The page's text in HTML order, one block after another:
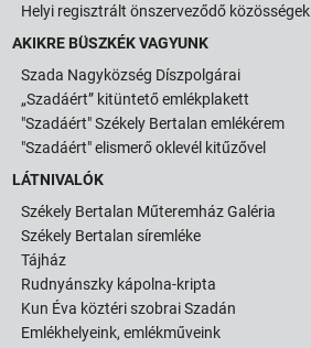
Helyi regisztrált önszerveződő közösségek
AKIKRE BÜSZKÉK VAGYUNK
Szada Nagyközség Díszpolgárai
„Szadáért” kitüntető emlékplakett
"Szadáért" Székely Bertalan emlékérem
"Szadáért" elismerő oklevél kitűzővel
LÁTNIVALÓK
Székely Bertalan Műteremház Galéria
Székely Bertalan síremléke
Tájház
Rudnyánszky kápolna-kripta
Kun Éva köztéri szobrai Szadán
Emlékhelyeink, emlékműveink